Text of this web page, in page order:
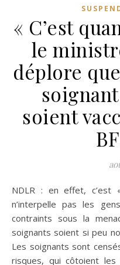
« C’est
le
déplore
soient
NDLR : en effet, c’est « quand même fou » !! Et ça
n’interpelle pas les
contraints sous la
soignants soient si peu
Les soignants sont
risques, qui côtoient